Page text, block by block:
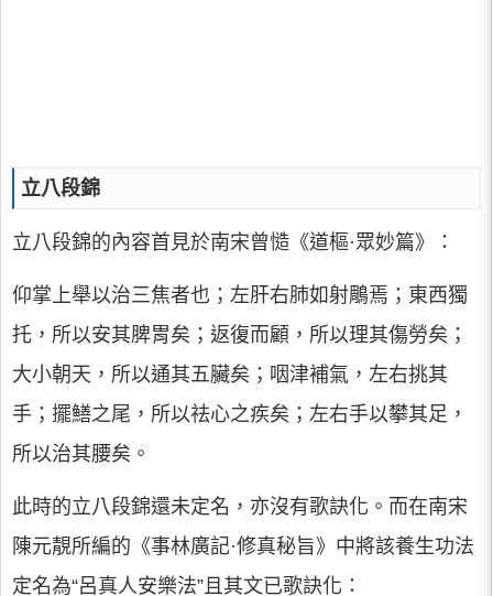
立八段錦
立八段錦的內容首見於南宋曾慥《道樞·眾妙篇》：
仰掌上舉以治三焦者也；左肝右肺如射鵰焉；東西獨
托，所以安其脾胃矣；返復而顧，所以理其傷勞矣；
大小朝天，所以通其五臟矣；咽津補氣，左右挑其
手；擺鱔之尾，所以祛心之疾矣；左右手以攀其足，
所以治其腰矣。
此時的立八段錦還未定名，亦沒有歌訣化。而在南宋
陳元靚所編的《事林廣記·修真秘旨》中將該養生功法
定名為“呂真人安樂法”且其文已歌訣化：